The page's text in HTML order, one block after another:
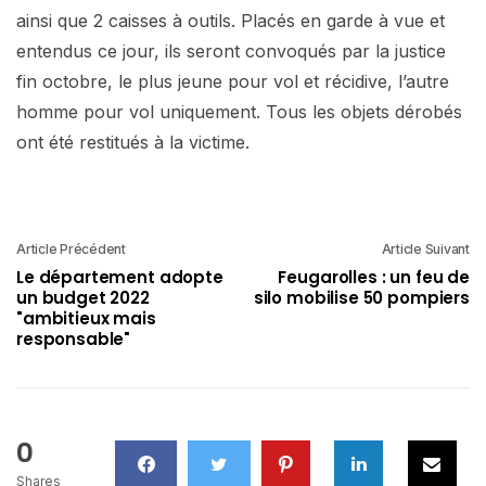
ainsi que 2 caisses à outils. Placés en garde à vue et
entendus ce jour, ils seront convoqués par la justice
fin octobre, le plus jeune pour vol et récidive, l’autre
homme pour vol uniquement. Tous les objets dérobés
ont été restitués à la victime.
Article Précédent
Le département adopte
un budget 2022
"ambitieux mais
responsable"
Article Suivant
Feugarolles : un feu de
silo mobilise 50 pompiers
0
Shares